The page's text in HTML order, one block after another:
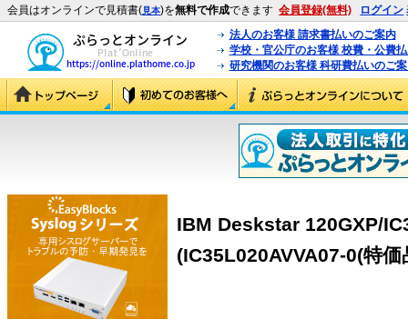
会員はオンラインで見積書(見本)を無料で作成できます 会員登録(無料) ログイン
法人のお客様 請求書払いのご案内
学校・官公庁のお客様 校費・公費
研究機関のお客様 科研費払いのご
IBM Deskstar 120GXP/
(IC35L020AVVA07-0(特価